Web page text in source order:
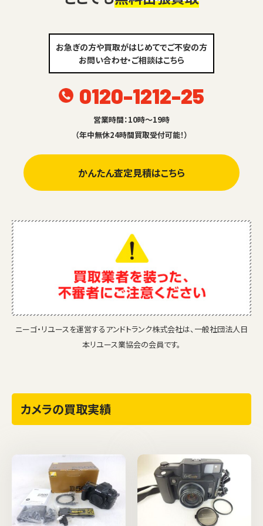
お急ぎの方や買取がはじめてでご不安の方
お問い合わせ・ご相談はこちら
0120-1212-25
営業時間：10時～19時
（年中無休24時間買取受付可能！）
かんたん査定見積はこちら
ニーゴ・リユースを運営するアンドトランク株式会社は、一般社団法人日
本リユース業協会の会員です。
カメラの買取実績